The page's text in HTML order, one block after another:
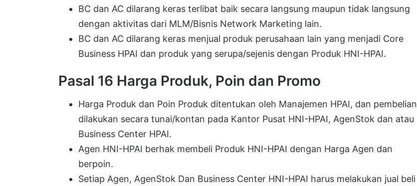
BC dan AC dilarang keras terlibat baik secara langsung maupun tidak langsung
dengan aktivitas dari MLM/Bisnis Network Marketing lain.
BC dan AC dilarang keras menjual produk perusahaan lain yang menjadi Core
Business HPAI dan produk yang serupa/sejenis dengan Produk HNI-HPAI.
Pasal 16 Harga Produk, Poin dan Promo
Harga Produk dan Poin Produk ditentukan oleh Manajemen HPAI, dan pembelian
dilakukan secara tunai/kontan pada Kantor Pusat HNI-HPAI, AgenStok dan atau
Business Center HPAI.
Agen HNI-HPAI berhak membeli Produk HNI-HPAI dengan Harga Agen dan
berpoin.
Setiap Agen, AgenStok Dan Business Center HNI-HPAI harus melakukan jual beli